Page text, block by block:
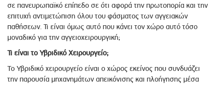
σε πανευρωπαϊκό επίπεδο σε ότι αφορά την πρωτοπορία και την
επιτυχή αντιμετώπιση όλου του φάσματος των αγγειακών
παθήσεων. Τι είναι όμως αυτό που κάνει τον χώρο αυτό τόσο
μοναδικό για την αγγειοχειρουργική;
Τι είναι το Υβριδικό Χειρουργείο;
Το Υβριδικό χειρουργείο είναι ο χώρος εκείνος που συνδυάζει
την παρουσία μηχανημάτων απεικόνισης και πλοήγησης μέσα